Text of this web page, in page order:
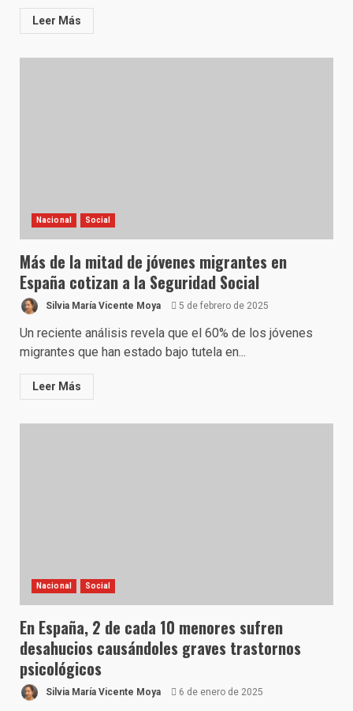
Leer Más
Nacional Social
Más de la mitad de jóvenes migrantes en
España cotizan a la Seguridad Social
Silvia María Vicente Moya 5 de febrero de 2025
Un reciente análisis revela que el 60% de los jóvenes
migrantes que han estado bajo tutela en...
Leer Más
Nacional Social
En España, 2 de cada 10 menores sufren
desahucios causándoles graves trastornos
psicológicos
Silvia María Vicente Moya 6 de enero de 2025